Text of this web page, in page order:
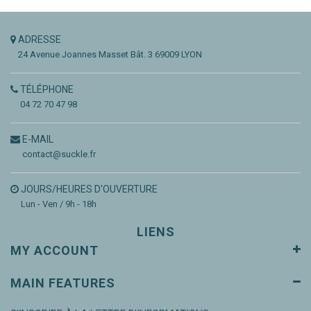
ADRESSE
24 Avenue Joannes Masset Bât. 3 69009 LYON
TÉLÉPHONE
04 72 70 47 98
E-MAIL
contact@suckle.fr
JOURS/HEURES D'OUVERTURE
Lun - Ven / 9h - 18h
LIENS
MY ACCOUNT
MAIN FEATURES